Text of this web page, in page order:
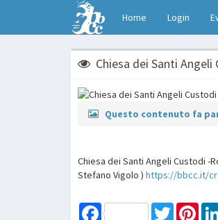
Home Login
Chiesa dei Santi
Questo contenuto fa
Chiesa dei Santi Angeli Custodi -
Stefano Vigolo ) https://bbcc.it/
Facebook Twitter